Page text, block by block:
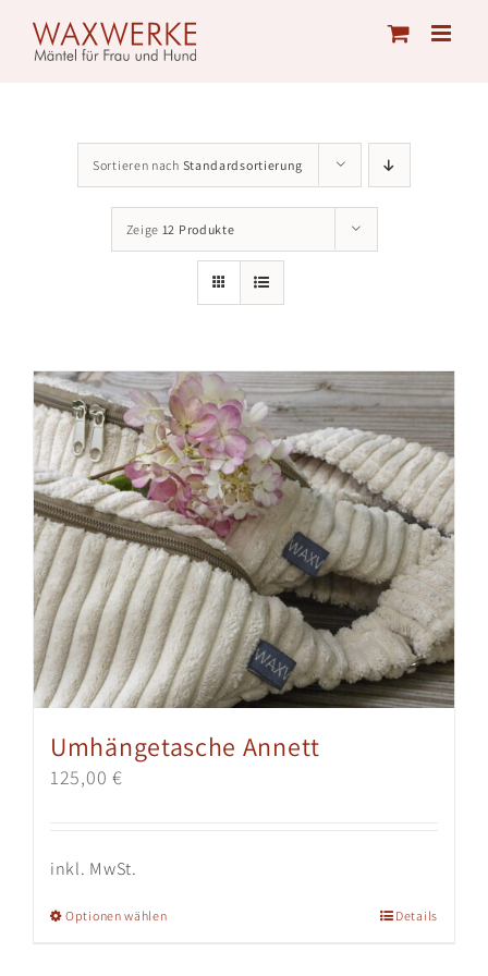
content
Sortieren nach Standardsortierung
Zeige 12 Produkte
Umhängetasche Annett
125,00 €
inkl. MwSt.
Optionen wählenDieses
Details